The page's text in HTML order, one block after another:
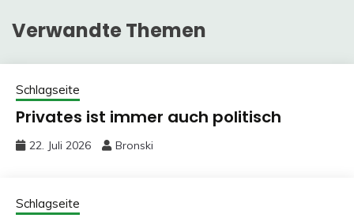
Verwandte Themen
Schlagseite
Privates ist immer auch politisch
22. Juli 2026 Bronski
Schlagseite